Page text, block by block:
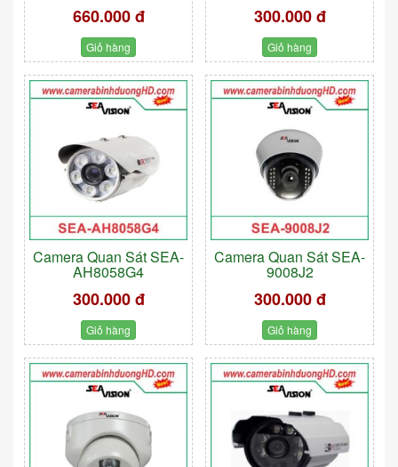
660.000 đ
Giỏ hàng
300.000 đ
Giỏ hàng
Camera Quan Sát SEA-
AH8058G4
300.000 đ
Giỏ hàng
Camera Quan Sát SEA-
9008J2
300.000 đ
Giỏ hàng